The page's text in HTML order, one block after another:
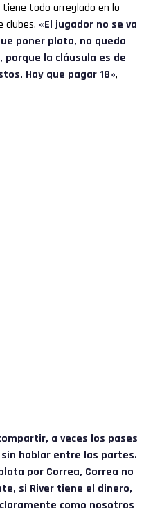
tiene todo arreglado en lo
clubes. «El jugador no se va
poner plata, no queda
porque la cláusula es de
Hay que pagar 18»,
a veces los pases
hablar entre las partes.
por Correa, Correa no
si River tiene el dinero,
como nosotros